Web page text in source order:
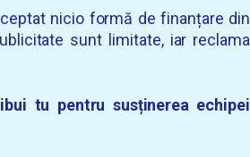
nicio formă de finanțare din
sunt limitate, iar reclama
tu pentru susținerea echipei